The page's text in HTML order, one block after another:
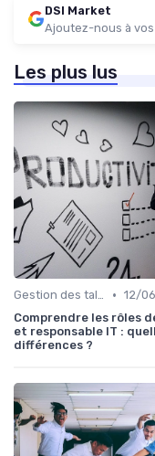
DSI Market
Ajoutez-nous à
Les plus lus
Gestion des talents IT • 12/
Comprendre les rôles
et responsable IT :
différences ?